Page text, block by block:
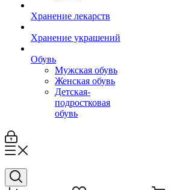
Хранение лекарств
Хранение украшений
Обувь
Мужская обувь
Женская обувь
Детская-
подростковая
обувь